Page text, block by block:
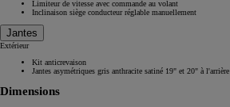
Limiteur de vitesse avec commande au volant
Inclinaison siège conducteur réglable manuellement
Jantes
Extérieur
Kit anticrevaison
Jantes asymétriques gris anthracite satiné 19" et 20" à l'arrière
Dimensions